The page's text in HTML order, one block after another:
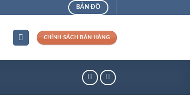
BẢN ĐỒ
CHÍNH SÁCH BÁN HÀNG